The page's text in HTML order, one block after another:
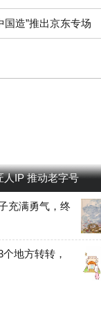
国造”推出京东专场
人IP 推动老字号
充满勇气，终
地方转转，